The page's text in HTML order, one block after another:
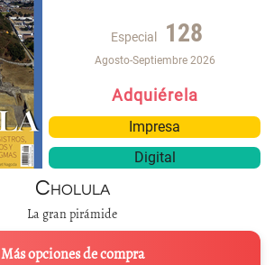
Especial 128
Agosto-Septiembre 2026
Adquiérela
Impresa
Digital
Cholula
La gran pirámide
Más opciones de compra